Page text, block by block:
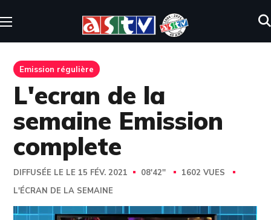
Emission régulière
L'ecran de la
semaine Emission
complete
DIFFUSÉE LE LE 15 FÉV. 2021 08'42''
1602 VUES
L'ÉCRAN DE LA SEMAINE